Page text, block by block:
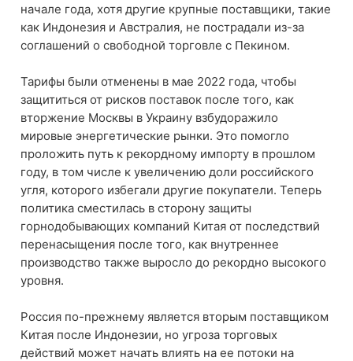
начале года, хотя другие крупные поставщики, такие
как Индонезия и Австралия, не пострадали из-за
соглашений о свободной торговле с Пекином.
Тарифы были отменены в мае 2022 года, чтобы
защититься от рисков поставок после того, как
вторжение Москвы в Украину взбудоражило
мировые энергетические рынки. Это помогло
проложить путь к рекордному импорту в прошлом
году, в том числе к увеличению доли российского
угля, которого избегали другие покупатели. Теперь
политика сместилась в сторону защиты
горнодобывающих компаний Китая от последствий
перенасыщения после того, как внутреннее
производство также выросло до рекордно высокого
уровня.
Россия по-прежнему является вторым поставщиком
Китая после Индонезии, но угроза торговых
действий может начать влиять на ее потоки на